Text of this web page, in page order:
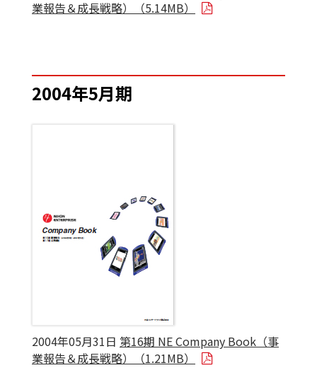
業報告＆成長戦略）（5.14MB）
2004年5月期
2004年05月31日 第16期 NE Company Book（事
業報告＆成長戦略）（1.21MB）